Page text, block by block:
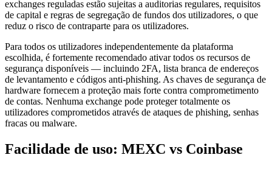
exchanges reguladas estão sujeitas a auditorias regulares, requisitos
de capital e regras de segregação de fundos dos utilizadores, o que
reduz o risco de contraparte para os utilizadores.
Para todos os utilizadores independentemente da plataforma
escolhida, é fortemente recomendado ativar todos os recursos de
segurança disponíveis — incluindo 2FA, lista branca de endereços
de levantamento e códigos anti-phishing. As chaves de segurança de
hardware fornecem a proteção mais forte contra comprometimento
de contas. Nenhuma exchange pode proteger totalmente os
utilizadores comprometidos através de ataques de phishing, senhas
fracas ou malware.
Facilidade de uso: MEXC vs Coinbase